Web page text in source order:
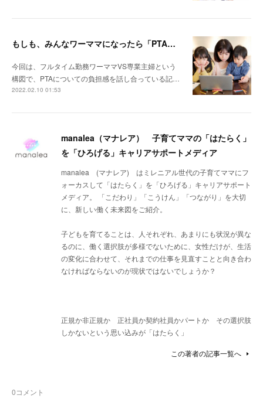
もしも、みんなワーママになったら「PTA」はなくなる？
今回は、フルタイム勤務ワーママVS専業主婦という
構図で、PTAについての負担感を話し合っている記…
2022.02.10 01:53
manalea（マナレア） 子育てママの「はたらく」
を「ひろげる」キャリアサポートメディア
manalea (マナレア) はミレニアル世代の子育てママにフ
ォーカスして「はたらく」を「ひろげる」キャリアサポート
メディア。 「こだわり」「こうけん」「つながり」を大切
に、新しい働く未来図をご紹介。
子どもを育てることは、人それぞれ、あまりにも状況が異な
るのに、働く選択肢が多様でないために、女性だけが、生活
の変化に合わせて、それまでの仕事を見直すことと向き合わ
なければならないのが現状ではないでしょうか？
正規か非正規か 正社員か契約社員かパートか その選択肢
しかないという思い込みが「はたらく」
この著者の記事一覧へ
0コメント